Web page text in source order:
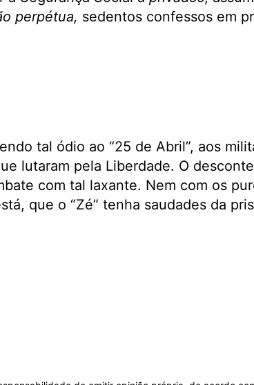
perpétua, sedentos confessos em
tal ódio ao “25 de Abril”, aos
lutaram pela Liberdade. O
com tal laxante. Nem com os
que o “Zé” tenha saudades da